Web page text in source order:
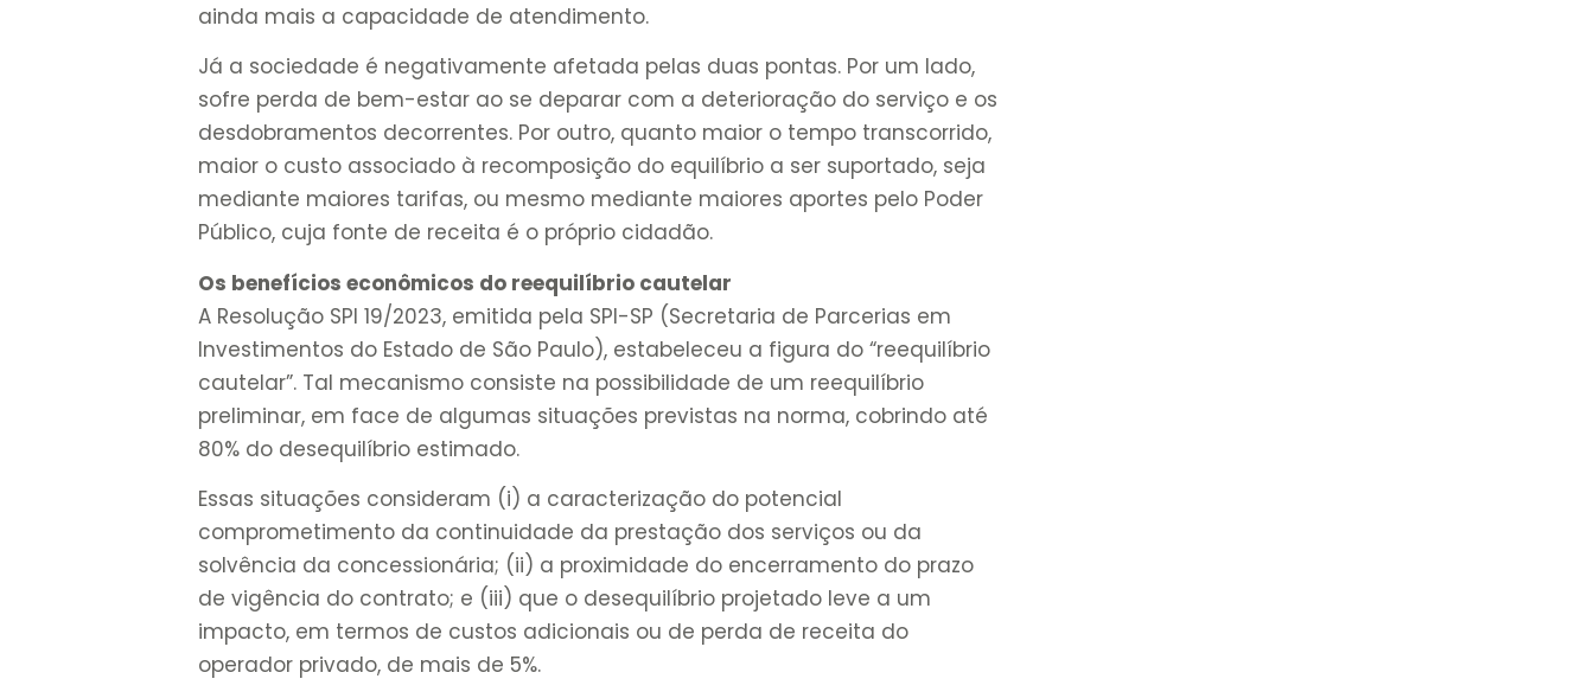
ainda mais a capacidade de atendimento.
Já a sociedade é negativamente afetada pelas duas pontas. Por um lado,
sofre perda de bem-estar ao se deparar com a deterioração do serviço e os
desdobramentos decorrentes. Por outro, quanto maior o tempo transcorrido,
maior o custo associado à recomposição do equilíbrio a ser suportado, seja
mediante maiores tarifas, ou mesmo mediante maiores aportes pelo Poder
Público, cuja fonte de receita é o próprio cidadão.
Os benefícios econômicos do reequilíbrio cautelar
A Resolução SPI 19/2023, emitida pela SPI-SP (Secretaria de Parcerias em
Investimentos do Estado de São Paulo), estabeleceu a figura do “reequilíbrio
cautelar”. Tal mecanismo consiste na possibilidade de um reequilíbrio
preliminar, em face de algumas situações previstas na norma, cobrindo até
80% do desequilíbrio estimado.
Essas situações consideram (i) a caracterização do potencial
comprometimento da continuidade da prestação dos serviços ou da
solvência da concessionária; (ii) a proximidade do encerramento do prazo
de vigência do contrato; e (iii) que o desequilíbrio projetado leve a um
impacto, em termos de custos adicionais ou de perda de receita do
operador privado, de mais de 5%.